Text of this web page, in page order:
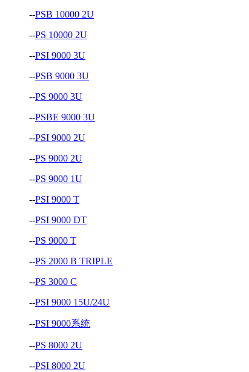
--PSB 10000 2U
--PS 10000 2U
--PSI 9000 3U
--PSB 9000 3U
--PS 9000 3U
--PSBE 9000 3U
--PSI 9000 2U
--PS 9000 2U
--PS 9000 1U
--PSI 9000 T
--PSI 9000 DT
--PS 9000 T
--PS 2000 B TRIPLE
--PS 3000 C
--PSI 9000 15U/24U
--PSI 9000系统
--PS 8000 2U
--PSI 8000 2U